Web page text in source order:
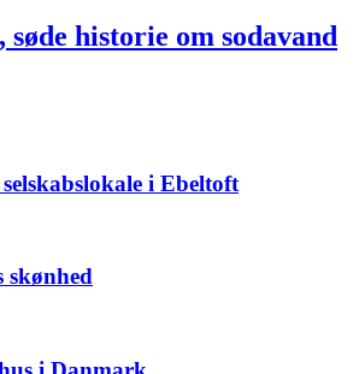
søde historie om sodavand
i Ebeltoft
skønhed